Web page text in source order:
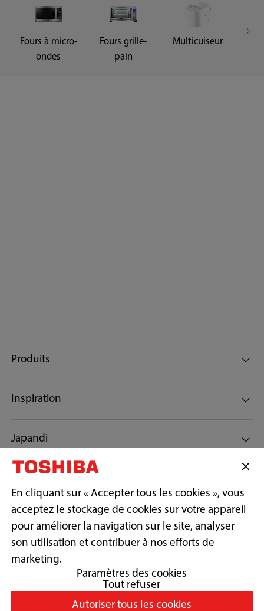
Fours à micro-
ondes
Fours grille-
pain
Multicuiseur
Produits
Inspiration
Japandi
Support
Copyright© 2026 Midea America (Canada) Corp. Tous droits réservés.
Politique de confidentialité
Conditions d’utilisation
En cliquant sur « Accepter tous les cookies », vous
acceptez le stockage de cookies sur votre appareil
pour améliorer la navigation sur le site, analyser
son utilisation et contribuer à nos efforts de
marketing.
Paramètres des cookies
Tout refuser
Autoriser tous les cookies